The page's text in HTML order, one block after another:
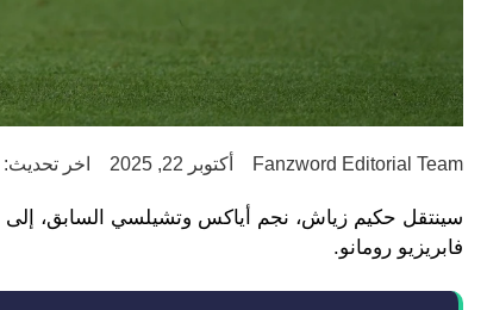
Fanzword Editorial Team أكتوبر 22, 2025 اخر تحديث: 10 أشهر ago
سينتقل حكيم زياش، نجم أياكس وتشيلسي السابق، إلى
فابريزيو رومانو.